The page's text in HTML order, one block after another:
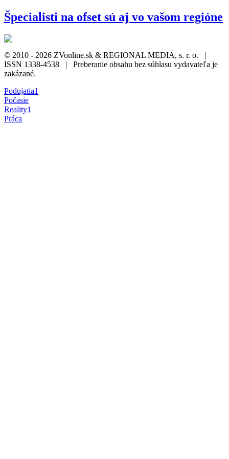
Špecialisti na ofset sú aj vo vašom regióne
© 2010 - 2026 ZVonline.sk & REGIONAL MEDIA, s. r. o. |
ISSN 1338-4538 | Preberanie obsahu bez súhlasu vydavateľa je
zakázané.
Podujatia1
Počasie
Reality1
Práca